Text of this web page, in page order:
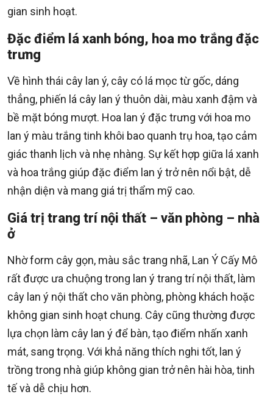
gian sinh hoạt.
Đặc điểm lá xanh bóng, hoa mo trắng đặc
trưng
Về hình thái cây lan ý, cây có lá mọc từ gốc, dáng
thẳng, phiến lá cây lan ý thuôn dài, màu xanh đậm và
bề mặt bóng mượt. Hoa lan ý đặc trưng với hoa mo
lan ý màu trắng tinh khôi bao quanh trụ hoa, tạo cảm
giác thanh lịch và nhẹ nhàng. Sự kết hợp giữa lá xanh
và hoa trắng giúp đặc điểm lan ý trở nên nổi bật, dễ
nhận diện và mang giá trị thẩm mỹ cao.
Giá trị trang trí nội thất – văn phòng – nhà
ở
Nhờ form cây gọn, màu sắc trang nhã, Lan Ý Cấy Mô
rất được ưa chuộng trong lan ý trang trí nội thất, làm
cây lan ý nội thất cho văn phòng, phòng khách hoặc
không gian sinh hoạt chung. Cây cũng thường được
lựa chọn làm cây lan ý để bàn, tạo điểm nhấn xanh
mát, sang trọng. Với khả năng thích nghi tốt, lan ý
trồng trong nhà giúp không gian trở nên hài hòa, tinh
tế và dễ chịu hơn.